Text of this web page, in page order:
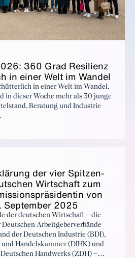
360 Grad Re­silienz
in ein­er Welt im Wan­del
in einer Welt im Wandel.
in dieser Woche mehr als 30 junge
Beratung und Industrie
der vi­er Spitzen­
Wirtschaft zum
von
Sep­tem­ber 2025
der deutschen Wirtschaft – die
Arbeitgeberverbände
der Deutschen Industrie (BDI),
Handelskammer (DIHK) und
Handwerks (ZDH) –